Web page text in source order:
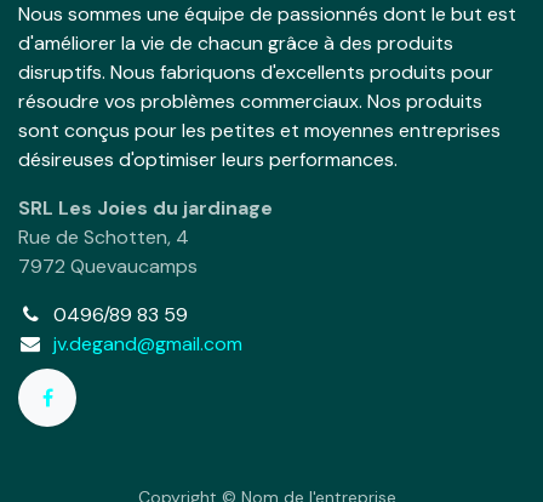
Nous sommes une équipe de passionnés dont le but est
d'améliorer la vie de chacun grâce à des produits
disruptifs. Nous fabriquons d'excellents produits pour
résoudre vos problèmes commerciaux. Nos produits
sont conçus pour les petites et moyennes entreprises
désireuses d'optimiser leurs performances.
SRL Les Joies du jardinage
Rue de Schotten, 4
7972 Quevaucamps
0496/89 83 59
jv.degand@gmail.com
Copyright © Nom de l'entreprise